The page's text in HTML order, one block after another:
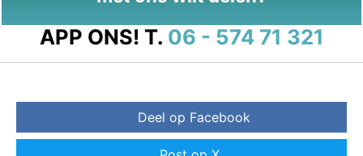
APP ONS! T. 06 - 574 71 321
Deel op Facebook